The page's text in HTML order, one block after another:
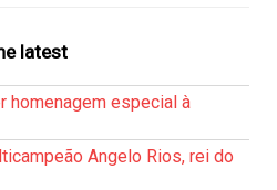
latest
homenagem especial à
Angelo Rios, rei do